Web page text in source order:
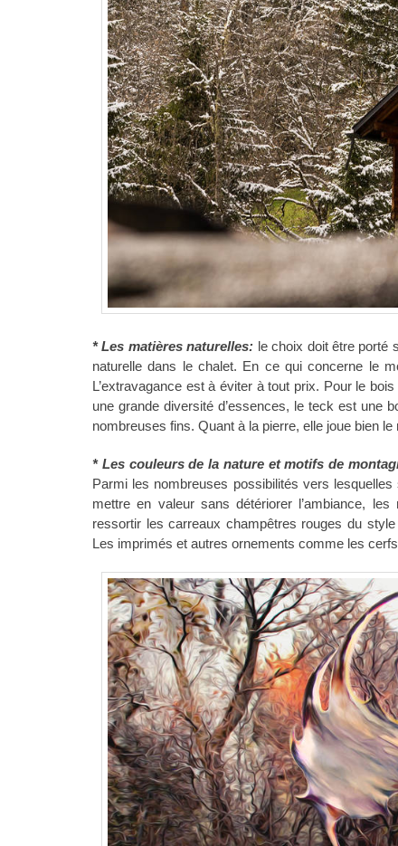
* Les matières naturelles: le choix doit être porté
naturelle dans le chalet. En ce qui concerne le
L’extravagance est à éviter à tout prix. Pour le
une grande diversité d’essences, le teck est une
nombreuses fins. Quant à la pierre, elle joue bien le
* Les couleurs de la nature et motifs de
Parmi les nombreuses possibilités vers
mettre en valeur sans détériorer l’ambiance,
ressortir les carreaux champêtres rouges du
Les imprimés et autres ornements comme les